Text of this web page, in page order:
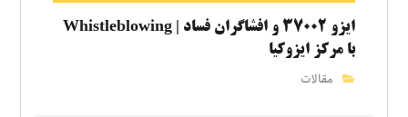
ایزو ۳۷۰۰۲ و افشاگران فساد | Whistleblowing
با مرکز ایزوکیا
مقالات